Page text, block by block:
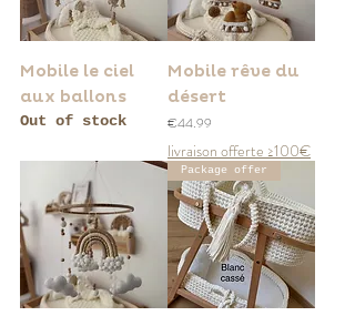
Mobile le ciel
aux ballons
Out of stock
Mobile rêve du
désert
Price
€44.99
livraison offerte ≥100€
Package offer